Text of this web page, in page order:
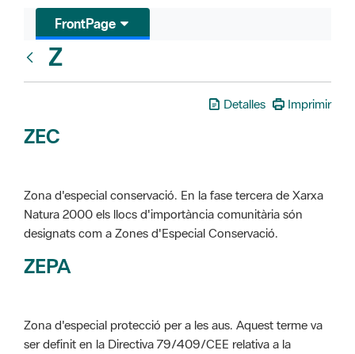
FrontPage
Z
Detalles Imprimir
ZEC
Zona d'especial conservació. En la fase tercera de Xarxa
Natura 2000 els llocs d'importància comunitària són
designats com a Zones d'Especial Conservació.
ZEPA
Zona d'especial protecció per a les aus. Aquest terme va
ser definit en la Directiva 79/409/CEE relativa a la